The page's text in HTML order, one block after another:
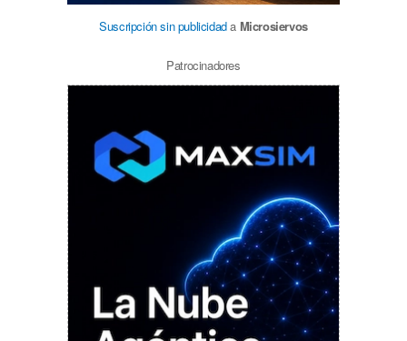
Suscripción sin publicidada Microsiervos
Patrocinadores